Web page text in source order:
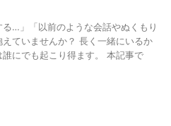
る…」「以前のような会話やぬくもり
ていませんか？ 長く一緒にいるか
にでも起こり得ます。 本記事で